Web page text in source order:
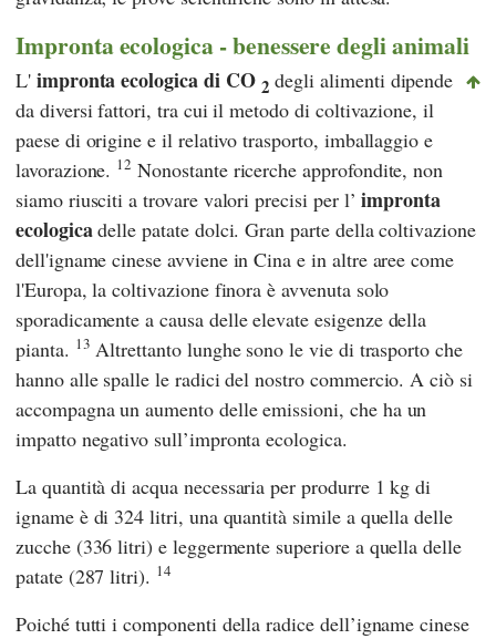
Impronta ecologica - benessere degli animali
L' impronta ecologica di CO 2 degli alimenti dipende
da diversi fattori, tra cui il metodo di coltivazione, il
paese di origine e il relativo trasporto, imballaggio e
lavorazione. 12 Nonostante ricerche approfondite, non
siamo riusciti a trovare valori precisi per l’impronta
ecologicadelle patate dolci. Gran parte della coltivazione
dell'igname cinese avviene in Cina e in altre aree come
l'Europa, la coltivazione finora è avvenuta solo
sporadicamente a causa delle elevate esigenze della
pianta. 13 Altrettanto lunghe sono le vie di trasporto che
hanno alle spalle le radici del nostro commercio. A ciò si
accompagna un aumento delle emissioni, che ha un
impatto negativo sull’impronta ecologica.
La quantità di acqua necessaria per produrre 1 kg di
igname è di 324 litri, una quantità simile a quella delle
zucche (336 litri) e leggermente superiore a quella delle
patate (287 litri). 14
Poiché tutti i componenti della radice dell’igname cinese